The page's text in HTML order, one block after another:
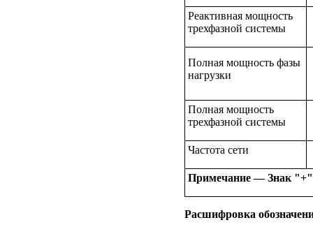
Реактивная мощность
трехфазной системы
Полная мощность фазы
нагрузки
Полная мощность
трехфазной системы
Частота сети
Примечание — Знак "+"
Расшифровка